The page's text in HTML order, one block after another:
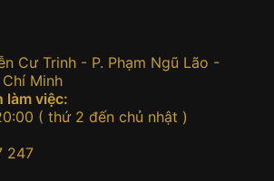
Cư Trinh - P. Phạm Ngũ Lão -
Minh
làm việc:
( thứ 2 đến chủ nhật )
247